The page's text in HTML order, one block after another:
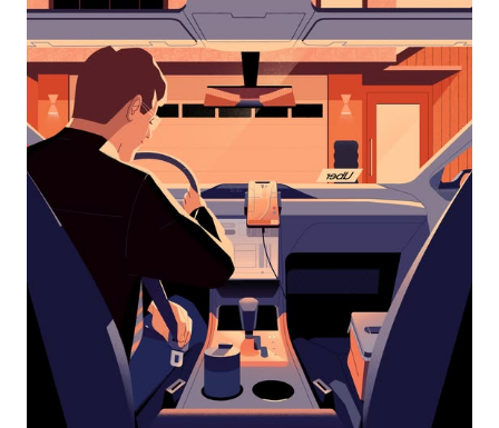
interagir
o
calendário
selecionar
uma
data.
Pressione
a
tecla
“ESC”
o
calendário.